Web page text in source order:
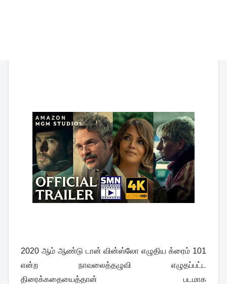
2020 ஆம் ஆண்டு டான் வின்ஸ்லோ எழுதிய க்ரைம் 101
என்ற நாவலைத்தழுவி எழுதப்பட்ட
திரைக்கதையைத்தான் படமாக